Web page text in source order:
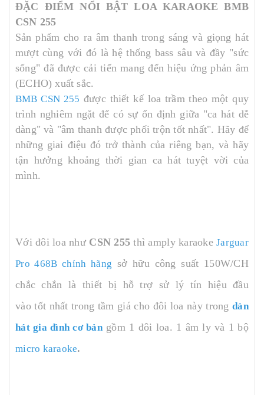
ĐẶC ĐIỂM NỔI BẬT LOA KARAOKE BMB
CSN 255
Sản phẩm cho ra âm thanh trong sáng và giọng hát
mượt cùng với đó là hệ thống bass sâu và đầy "sức
sống" đã được cải tiến mang đến hiệu ứng phản âm
(ECHO) xuất sắc.
BMB CSN 255 được thiết kế loa trầm theo một quy
trình nghiêm ngặt để có sự ổn định giữa "ca hát dễ
dàng" và "âm thanh được phối trộn tốt nhất". Hãy để
những giai điệu đó trở thành của riêng bạn, và hãy
tận hưởng khoảng thời gian ca hát tuyệt vời của
mình.
Với đôi loa như CSN 255 thì amply karaokeJarguar
Pro 468B chính hãng sở hữu công suất 150W/CH
chắc chắn là thiết bị hỗ trợ sử lý tín hiệu đầu
vào tốt nhất trong tầm giá cho đôi loa này trongdàn
hát gia đình cơ bảngồm 1 đôi loa. 1 âm ly và 1 bộ
micro karaoke.